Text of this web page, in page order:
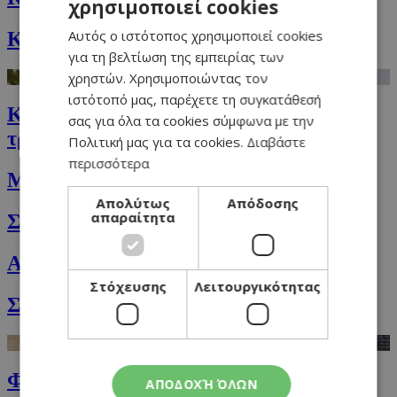
Κουλουράκια με ούζο και αμύγδαλα
Κριθαρότο με μανιτάρια και κυπριακή
τρούφα
Μικρές δούκισσες για τα παιδιά
Σαλάτα του σεφ
Αυστριακή πατατοσαλάτα
Σαλάτα φατούς (fattoush) με ρόδι
Φασόλια γίγαντες
ENGLISH
χρησιμοποιεί cookies
Αυτός ο ιστότοπος χρησιμοποιεί cookies
για τη βελτίωση της εμπειρίας των
χρηστών. Χρησιμοποιώντας τον
ιστότοπό μας, παρέχετε τη συγκατάθεσή
σας για όλα τα cookies σύμφωνα με την
Πολιτική μας για τα cookies. Διαβάστε
περισσότερα
Απολύτως
απαραίτητα
Απόδοσης
Στόχευσης Λειτουργικότητας
ΑΠΟΔΟΧΉ ΌΛΩΝ